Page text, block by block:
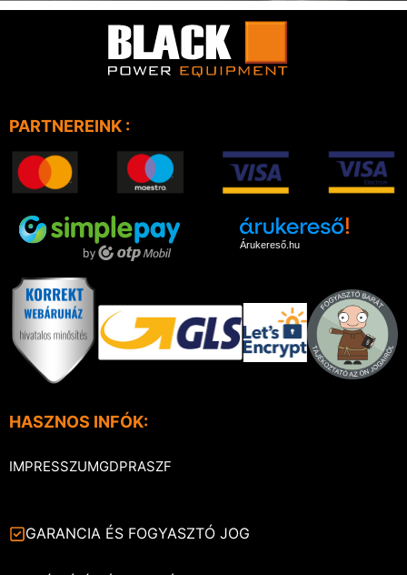
PARTNEREINK :
Árukereső.hu
HASZNOS INFÓK:
IMPRESSZUMGDPRASZF
GARANCIA ÉS FOGYASZTÓ JOG